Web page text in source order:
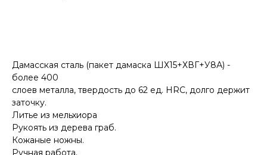
Дамасская сталь (пакет дамаска ШХ15+ХВГ+У8А) -
более 400
слоев металла, твердость до 62 ед. HRC, долго держит
заточку.
Литье из мельхиора
Рукоять из дерева граб.
Кожаные ножны.
Ручная работа.